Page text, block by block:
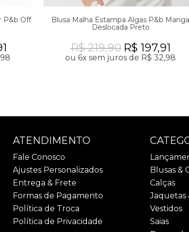
P&b Off
Blusa Malha Estampa Algas P&b Manga
Deslocada Preto
R$ 219,90 R$ 197,91
ou 6x sem juros de R$ 32,98
ATENDIMENTO
Fale Conosco
Ajustes Personalizados
Entrega & Frete
Formas de Pagamento
Política de Troca
Política de Privacidade
Blusas &
Calças
Jaquetas
Vestidos
Saias